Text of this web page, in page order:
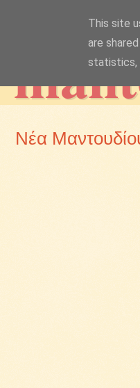
Νέα
This site
are
statistics,